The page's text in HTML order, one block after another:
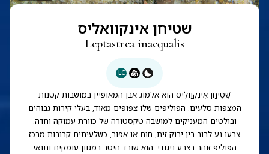
שטיחן אינקוואליס
Leptastrea inaequalis
LC
שְׁטִיחָן אִינְקְוָולִיס הוא אלמוג אבן המאופיין במושבות קטנות
המצפות סלעים. הפוליפים שלו צפופים מאוד, בעלי קירות גבוהים
ובולטים המעניקים למושבה טקסטורה של כוורת עמוקה וחדה.
צבעו נע לרוב בין ירוק-זית, חום או אפור, כשלעיתים קרובות מרכז
הפוליפ זוהר בצבע ניגודי. הוא שורד היטב במגוון עומקים ותנאי